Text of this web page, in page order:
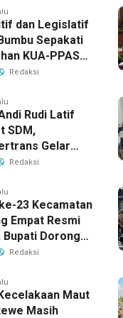
dan Legislatif
Sepakati
KUA-PPAS
Sinergi
Redaksi
Rudi Latif
SDM,
Gelar
Desain Grafis
Redaksi
23 Kecamatan
Empat Resmi
Bupati Dorong
Generasi
Redaksi
Maut
Masih